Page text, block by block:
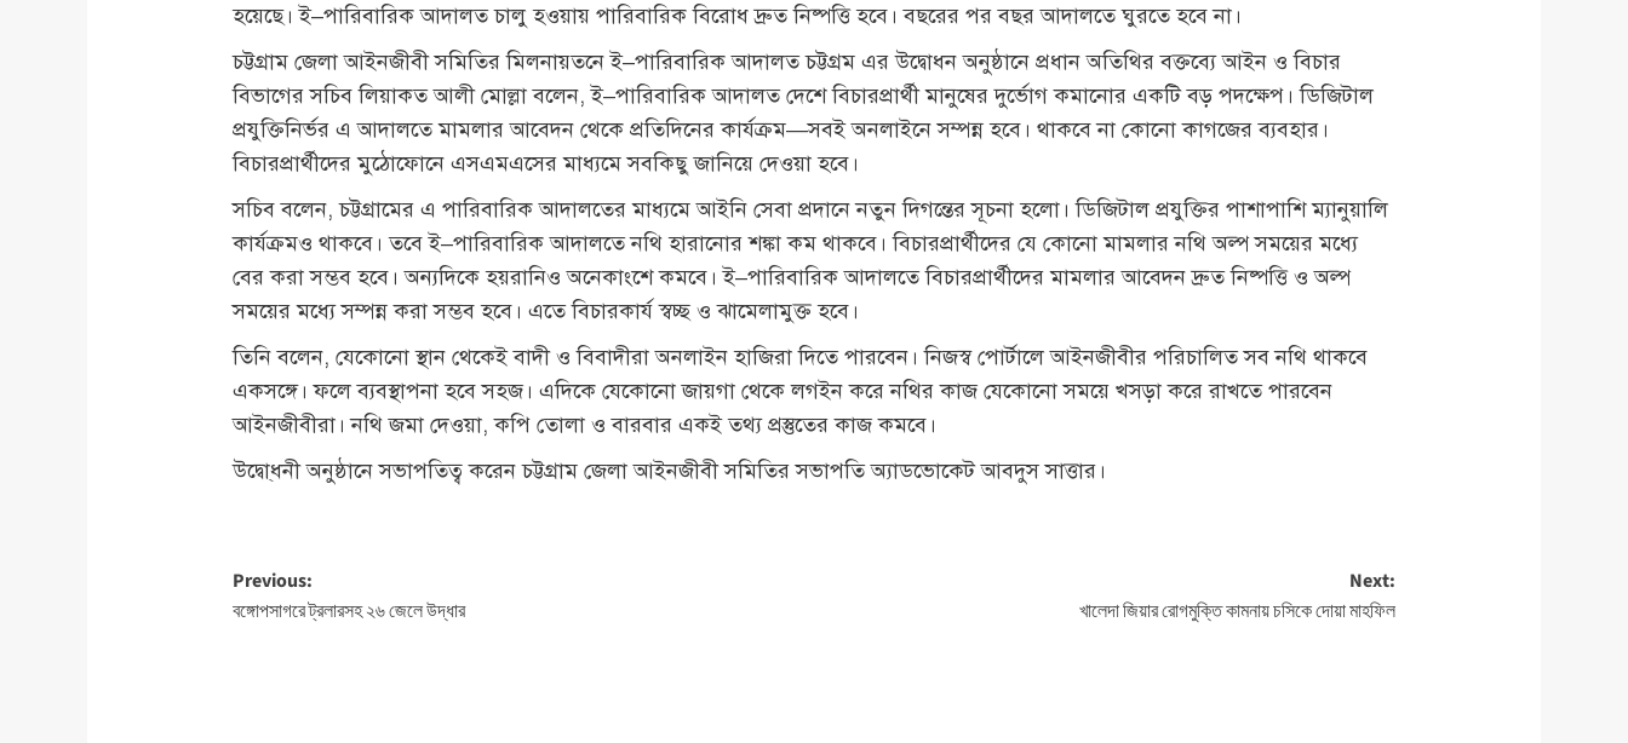
হয়েছে। ই–পারিবারিক আদালত চালু হওয়ায় পারিবারিক বিরোধ দ্রুত নিষ্পত্তি হবে। বছরের পর বছর আদালতে ঘুরতে হবে না।
চট্টগ্রাম জেলা আইনজীবী সমিতির মিলনায়তনে ই–পারিবারিক আদালত চট্টগ্রম এর উদ্বোধন অনুষ্ঠানে প্রধান অতিথির বক্তব্যে আইন ও বিচার
বিভাগের সচিব লিয়াকত আলী মোল্লা বলেন, ই–পারিবারিক আদালত দেশে বিচারপ্রার্থী মানুষের দুর্ভোগ কমানোর একটি বড় পদক্ষেপ। ডিজিটাল
প্রযুক্তিনির্ভর এ আদালতে মামলার আবেদন থেকে প্রতিদিনের কার্যক্রম—সবই অনলাইনে সম্পন্ন হবে। থাকবে না কোনো কাগজের ব্যবহার।
বিচারপ্রার্থীদের মুঠোফোনে এসএমএসের মাধ্যমে সবকিছু জানিয়ে দেওয়া হবে।
সচিব বলেন, চট্টগ্রামের এ পারিবারিক আদালতের মাধ্যমে আইনি সেবা প্রদানে নতুন দিগন্তের সূচনা হলো। ডিজিটাল প্রযুক্তির পাশাপাশি ম্যানুয়ালি
কার্যক্রমও থাকবে। তবে ই–পারিবারিক আদালতে নথি হারানোর শঙ্কা কম থাকবে। বিচারপ্রার্থীদের যে কোনো মামলার নথি অল্প সময়ের মধ্যে
বের করা সম্ভব হবে। অন্যদিকে হয়রানিও অনেকাংশে কমবে। ই–পারিবারিক আদালতে বিচারপ্রার্থীদের মামলার আবেদন দ্রুত নিষ্পত্তি ও অল্প
সময়ের মধ্যে সম্পন্ন করা সম্ভব হবে। এতে বিচারকার্য স্বচ্ছ ও ঝামেলামুক্ত হবে।
তিনি বলেন, যেকোনো স্থান থেকেই বাদী ও বিবাদীরা অনলাইন হাজিরা দিতে পারবেন। নিজস্ব পোর্টালে আইনজীবীর পরিচালিত সব নথি থাকবে
একসঙ্গে। ফলে ব্যবস্থাপনা হবে সহজ। এদিকে যেকোনো জায়গা থেকে লগইন করে নথির কাজ যেকোনো সময়ে খসড়া করে রাখতে পারবেন
আইনজীবীরা। নথি জমা দেওয়া, কপি তোলা ও বারবার একই তথ্য প্রস্তুতের কাজ কমবে।
উদ্বো্ধনী অনুষ্ঠানে সভাপতিত্ব করেন চট্টগ্রাম জেলা আইনজীবী সমিতির সভাপতি অ্যাডভোকেট আবদুস সাত্তার।
Post
navigation
Previous:
বঙ্গোপসাগরে ট্রলারসহ ২৬ জেলে উদ্ধার
Next:
খালেদা জিয়ার রোগমুক্তি কামনায় চসিকে দোয়া মাহফিল